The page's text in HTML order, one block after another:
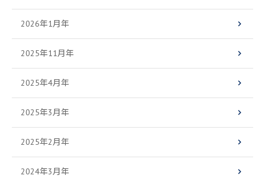
2026年1月年
2025年11月年
2025年4月年
2025年3月年
2025年2月年
2024年3月年